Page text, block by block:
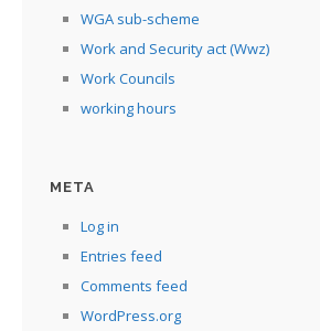
WGA sub-scheme
Work and Security act (Wwz)
Work Councils
working hours
META
Log in
Entries feed
Comments feed
WordPress.org